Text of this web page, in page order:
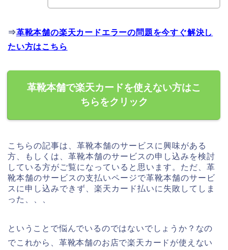
⇒革靴本舗の楽天カードエラーの問題を今すぐ解決し
たい方はこちら
革靴本舗で楽天カードを使えない方はこ
ちらをクリック
こちらの記事は、革靴本舗のサービスに興味がある
方、もしくは、革靴本舗のサービスの申し込みを検討
している方がご覧になっていると思います。ただ、革
靴本舗のサービスの支払いページで革靴本舗のサービ
スに申し込みできず、楽天カード払いに失敗してしま
った、、、
ということで悩んでいるのではないでしょうか？なの
でこれから、革靴本舗のお店で楽天カードが使えない